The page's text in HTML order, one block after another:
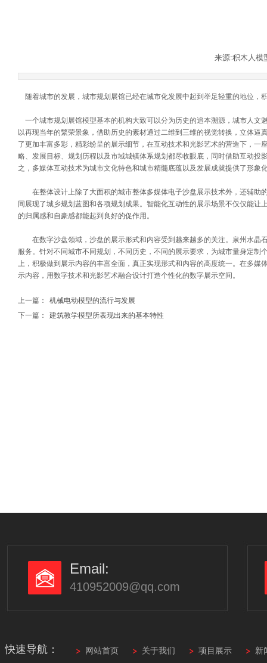
来源:积木人模
随着城市的发展，城市规划展馆已经在城市化发展中起到举足轻重的地位，
一个城市规划展馆模型基本的机构大致可以分为历史的追本溯源，城市人文
以再现当年的繁荣景象，借助历史的素材通过二维到三维的视觉转换，立体
了更加丰富多彩，精彩纷呈的展示细节，在互动技术和光影艺术的营造下，
略、发展目标、规划历程以及市域城镇体系规划都尽收眼底，同时借助互动
之，多媒体互动技术为城市文化特色和城市精髓底蕴以及发展成就提供了形象
在整体设计上除了大面积的城市整体多媒体电子沙盘展示技术外，还辅助
同展现了城乡规划蓝图和各项规划成果。智能化互动性的展示场景不仅仅能
的归属感和自豪感都能起到良好的促作用。
在数字沙盘领域，沙盘的展示形式和内容受到越来越多的关注。泉州水晶
服务。针对不同城市不同规划，不同历史，不同的展示要求，为城市量身定
上，积极做到展示内容的丰富全面，真正实现形式和内容的高度统一。在多
示内容，用数字技术和光影艺术融合设计打造个性化的数字展示空间。
上一篇：
机械电动模型的流行与发展
下一篇：
建筑教学模型所表现出来的基本特性
Email:
410952009@qq.com
快速导航： 网站首页 关于我们 项目展示 新